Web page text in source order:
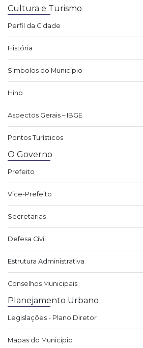
Cultura e Turismo
Perfil da Cidade
História
Símbolos do Município
Hino
Aspectos Gerais – IBGE
Pontos Turísticos
O Governo
Prefeito
Vice-Prefeito
Secretarias
Defesa Civil
Estrutura Administrativa
Conselhos Municipais
Planejamento Urbano
Legislações - Plano Diretor
Mapas do Município